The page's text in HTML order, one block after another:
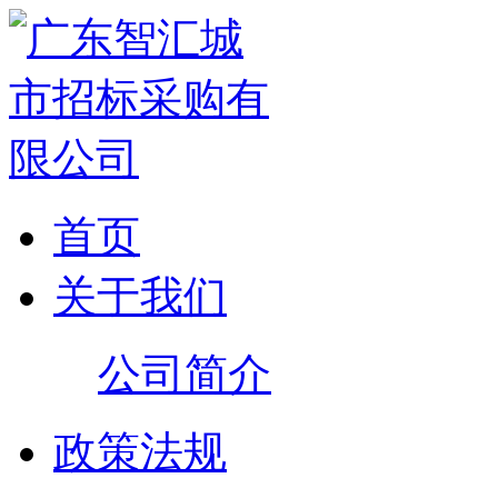
首页
关于我们
公司简介
政策法规